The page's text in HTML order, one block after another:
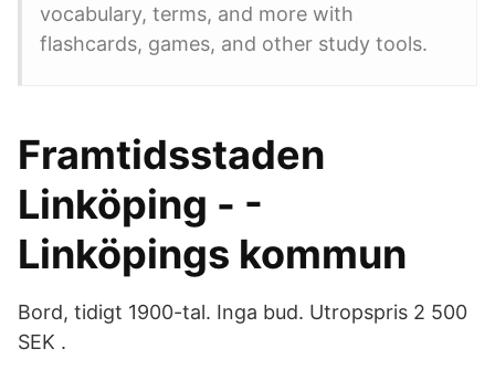
vocabulary, terms, and more with
flashcards, games, and other study tools.
Framtidsstaden
Linköping - -
Linköpings kommun
Bord, tidigt 1900-tal. Inga bud. Utropspris 2 500
SEK .